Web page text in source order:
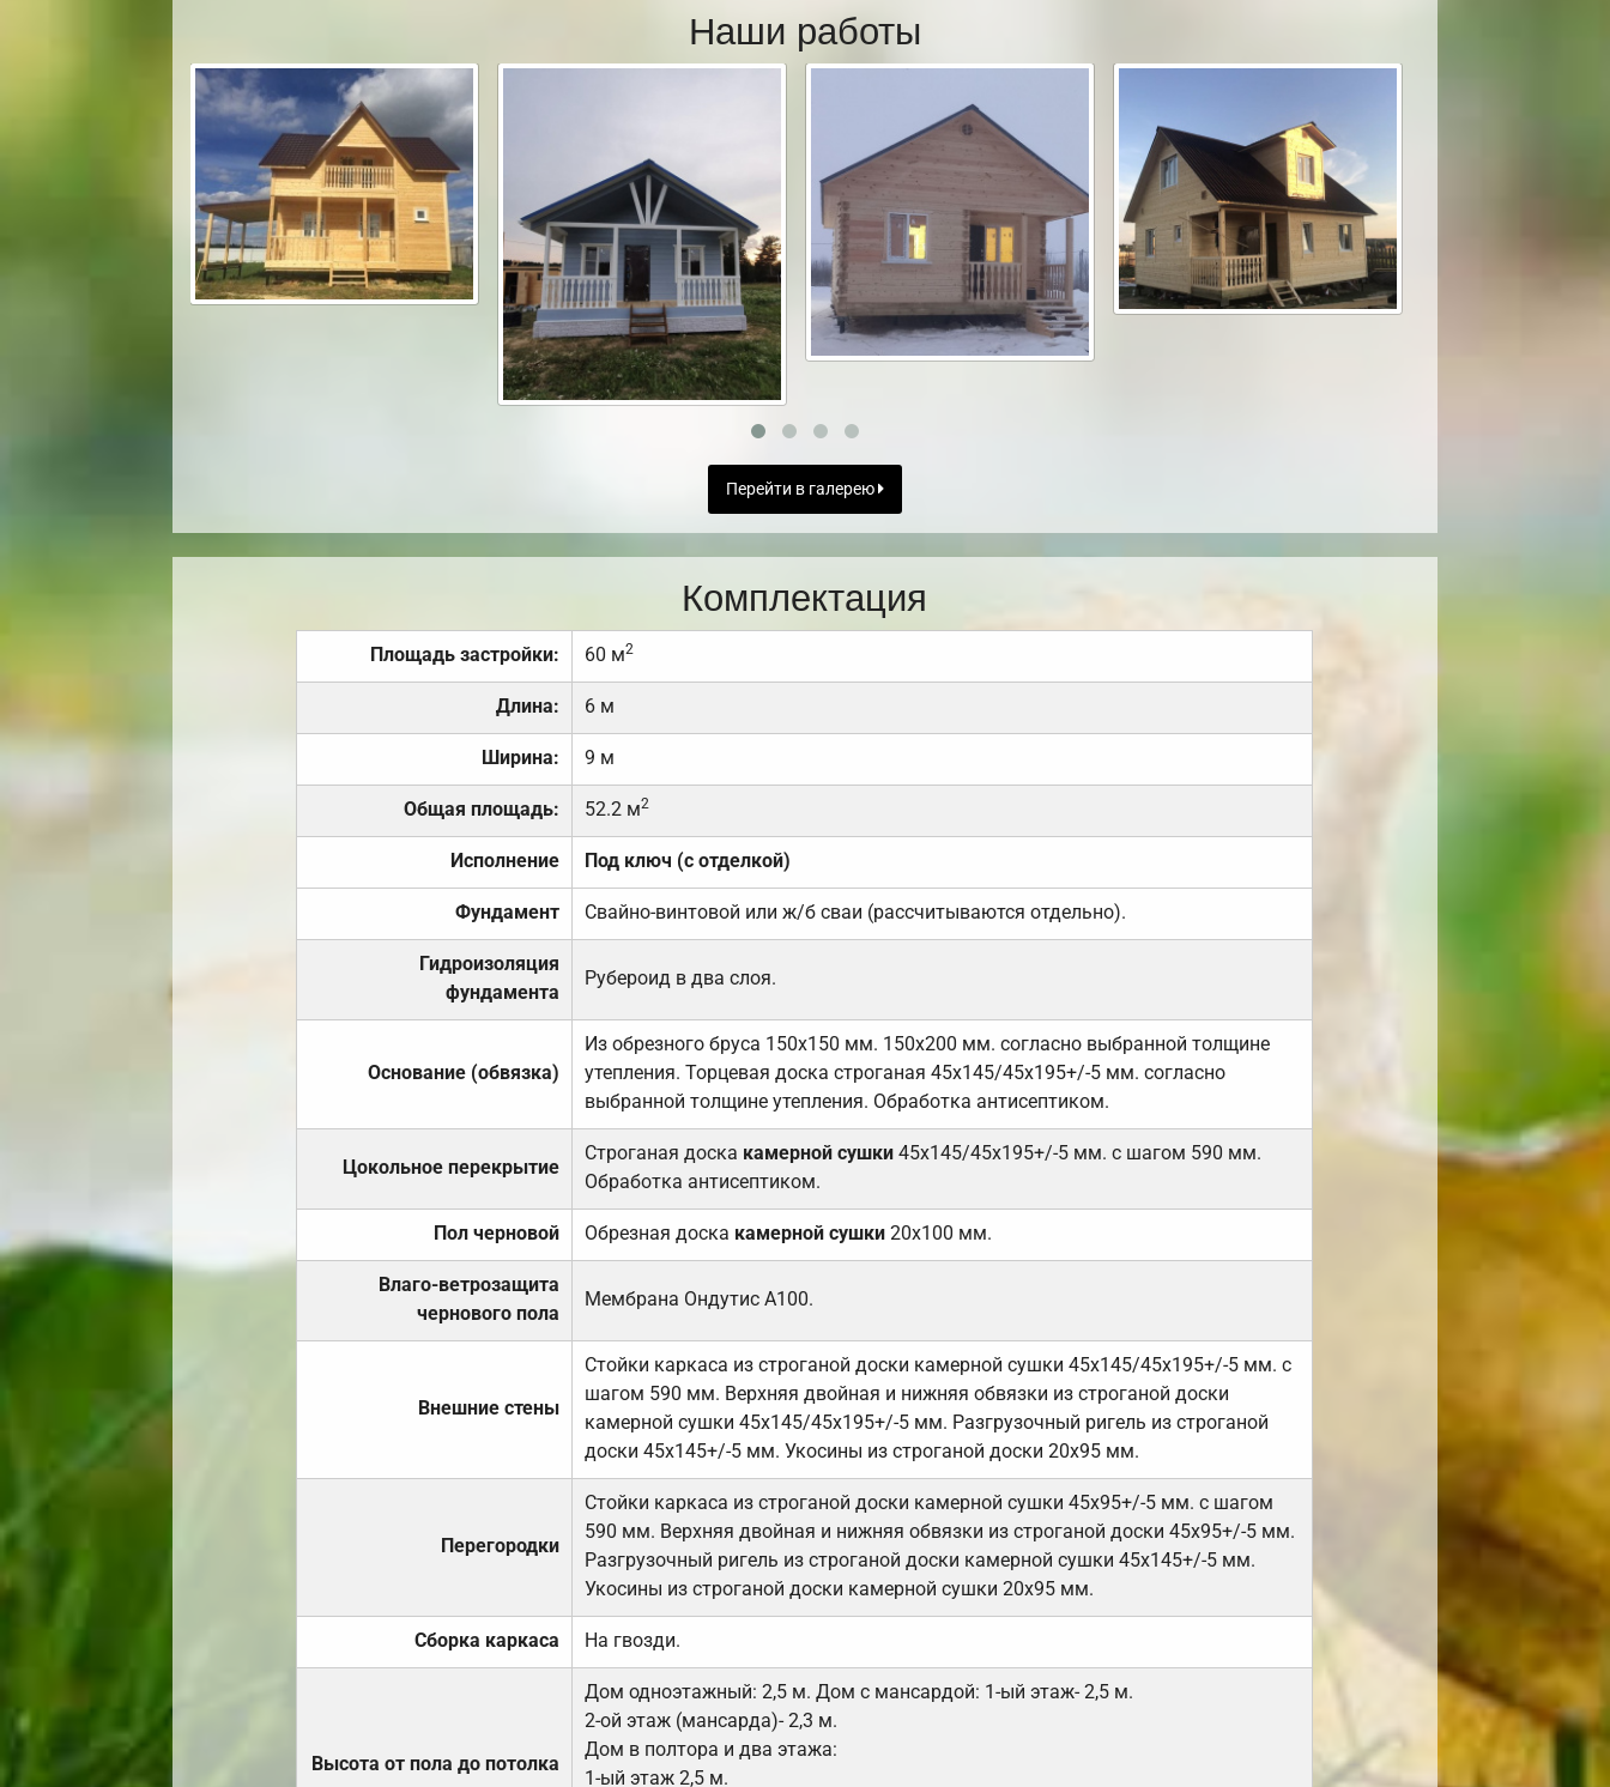
Наши работы
Перейти в галерею
Комплектация
Площадь застройки: 60 м2
Длина: 6 м
Ширина: 9 м
Общая площадь: 52.2 м2
Исполнение Под ключ (с отделкой)
Фундамент Свайно-винтовой или ж/б сваи (рассчитываются отдельно).
Гидроизоляция
фундамента
Рубероид в два слоя.
Основание (обвязка)
Из обрезного бруса 150х150 мм. 150х200 мм. согласно выбранной толщине
утепления. Торцевая доска строганая 45х145/45х195+/-5 мм. согласно
выбранной толщине утепления. Обработка антисептиком.
Цокольное перекрытие
Строганая доска камерной сушки 45х145/45х195+/-5 мм. с шагом 590 мм.
Обработка антисептиком.
Пол черновой Обрезная доска камерной сушки20х100 мм.
Влаго-ветрозащита
чернового пола
Мембрана Ондутис А100.
Внешние стены
Стойки каркаса из строганой доски камерной сушки 45х145/45х195+/-5 мм. с
шагом 590 мм. Верхняя двойная и нижняя обвязки из строганой доски
камерной сушки 45х145/45х195+/-5 мм. Разгрузочный ригель из строганой
доски 45х145+/-5 мм. Укосины из строганой доски 20х95 мм.
Перегородки
Стойки каркаса из строганой доски камерной сушки 45х95+/-5 мм. с шагом
590 мм. Верхняя двойная и нижняя обвязки из строганой доски 45х95+/-5 мм.
Разгрузочный ригель из строганой доски камерной сушки 45х145+/-5 мм.
Укосины из строганой доски камерной сушки 20х95 мм.
Сборка каркаса На гвозди.
Высота от пола до потолка
Дом одноэтажный: 2,5 м. Дом с мансардой: 1-ый этаж- 2,5 м.
2-ой этаж (мансарда)- 2,3 м.
Дом в полтора и два этажа:
1-ый этаж 2,5 м.